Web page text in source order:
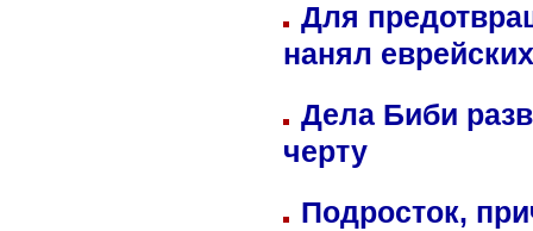
Для
нанял
Дела Биби
черту
Подросток,